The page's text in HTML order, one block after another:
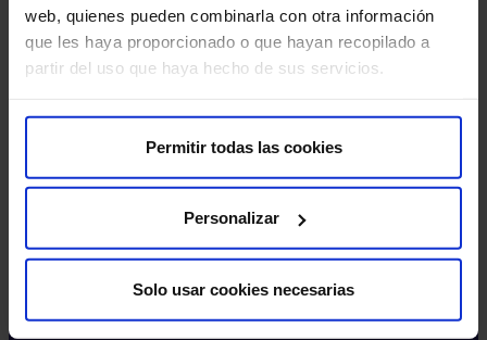
web, quienes pueden combinarla con otra información
que les haya proporcionado o que hayan recopilado a
partir del uso que haya hecho de sus servicios.
Permitir todas las cookies
Personalizar
Solo usar cookies necesarias
Fundación HM​
Centro Universitario CUHMED​
Instituto HM Hospitales​
HM CINAC​
Enlaces de interés
Aseguradoras y mutuas​
Preguntas frecuentes​